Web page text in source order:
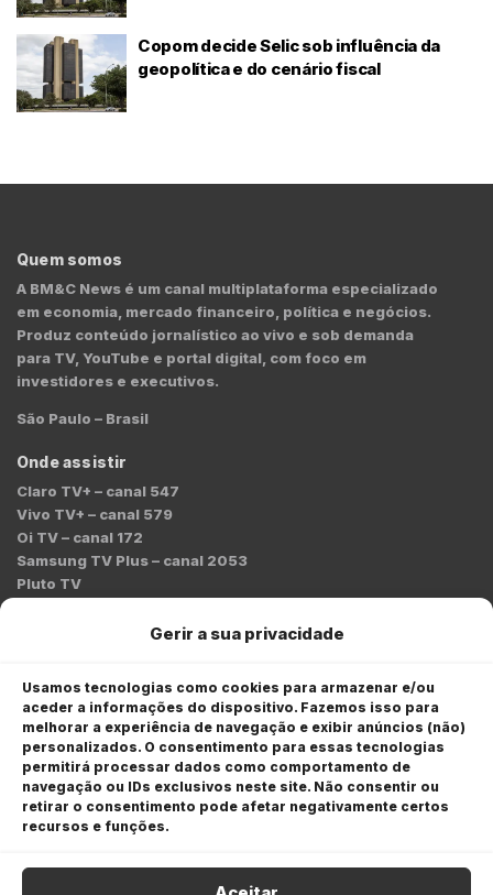
Gerir a sua privacidade
Usamos tecnologias como cookies para armazenar e/ou
aceder a informações do dispositivo. Fazemos isso para
melhorar a experiência de navegação e exibir anúncios (não)
personalizados. O consentimento para essas tecnologias
permitirá processar dados como comportamento de
navegação ou IDs exclusivos neste site. Não consentir ou
retirar o consentimento pode afetar negativamente certos
recursos e funções.
Copom decide Selic sob influência da
geopolítica e do cenário fiscal
Quem somos
A BM&C News é um canal multiplataforma especializado
em economia, mercado financeiro, política e negócios.
Produz conteúdo jornalístico ao vivo e sob demanda
para TV, YouTube e portal digital, com foco em
investidores e executivos.
São Paulo – Brasil
Onde assistir
Claro TV+ – canal 547
Vivo TV+ – canal 579
Oi TV – canal 172
Samsung TV Plus – canal 2053
Pluto TV
redacao@bmcnews.com.br
Comercial:
comercial@bmcnews.com.br
Anuncie na BM&C News
A BM&C News conecta marcas a milhões de investidores
através de TV, YouTube e plataformas digitais.